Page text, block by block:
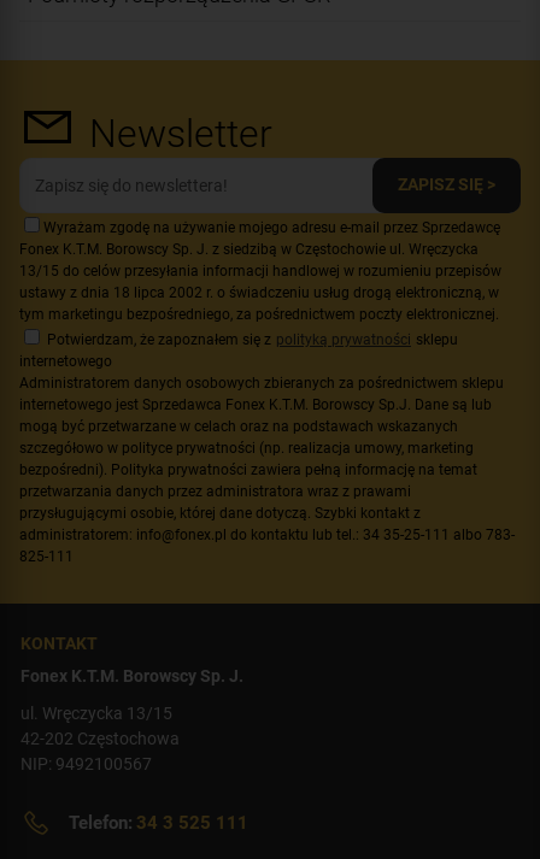
Newsletter
ZAPISZ SIĘ >
Wyrażam zgodę na używanie mojego adresu e-mail przez Sprzedawcę
Fonex K.T.M. Borowscy Sp. J. z siedzibą w Częstochowie ul. Wręczycka
13/15 do celów przesyłania informacji handlowej w rozumieniu przepisów
ustawy z dnia 18 lipca 2002 r. o świadczeniu usług drogą elektroniczną, w
tym marketingu bezpośredniego, za pośrednictwem poczty elektronicznej.
Potwierdzam, że zapoznałem się z polityką prywatności sklepu
internetowego
Administratorem danych osobowych zbieranych za pośrednictwem sklepu
internetowego jest Sprzedawca Fonex K.T.M. Borowscy Sp.J. Dane są lub
mogą być przetwarzane w celach oraz na podstawach wskazanych
szczegółowo w polityce prywatności (np. realizacja umowy, marketing
bezpośredni). Polityka prywatności zawiera pełną informację na temat
przetwarzania danych przez administratora wraz z prawami
przysługującymi osobie, której dane dotyczą. Szybki kontakt z
administratorem: info@fonex.pl do kontaktu lub tel.: 34 35-25-111 albo 783-
825-111
KONTAKT
Fonex K.T.M. Borowscy Sp. J.
ul. Wręczycka 13/15
42-202 Częstochowa
NIP: 9492100567
Telefon: 34 3 525 111